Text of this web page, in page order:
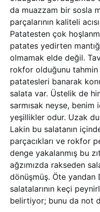
da muazzam bir sosla
parçalarının kaliteli
Patatesten çok
patates yedirten
olmamak elde değil.
rokfor olduğunu
patatesleri banarak
salata var. Üstelik de
sarmısak neyse, benim
yeşillikler odur. Uzak
Lakin bu salatanın
parçacıkları ve rokfor
denge yakalanmış bu
ağzımızda rakseden
dönüşmüş. Öte yandan
salatalarının keçi
belirtiyor; bunu da not